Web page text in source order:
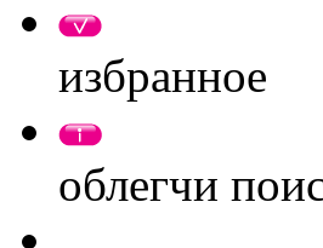
избранное
облегчи